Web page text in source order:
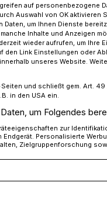
Maar wird Kaiser
die „St.
auf personenbezogene
Auswahl von OK
Daten, um Ihnen Dienste
Inhalte und Anzeigen
wieder aufrufen, um Ihre
den Link Einstellungen oder
unseres Website.
und schließt gem. Art. 49
in den USA ein.
um Folgendes
zur
Personalisierte
Zielgruppenforschung